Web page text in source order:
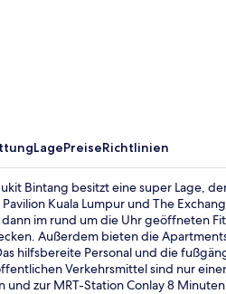
LagePreiseRichtlinien
Bintang besitzt eine super Lage,
Kuala Lumpur und The
im rund um die Uhr geöffneten
Außerdem bieten die
hilfsbereite Personal und die
Verkehrsmittel sind nur
und zur MRT-Station Conlay 8